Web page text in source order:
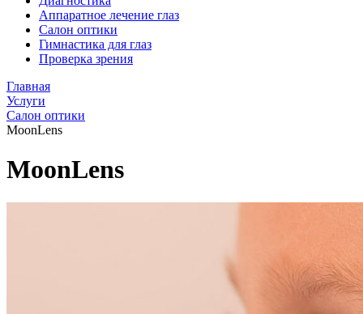
Аппаратное лечение глаз
Салон оптики
Гимнастика для глаз
Проверка зрения
Главная
Услуги
Салон оптики
MoonLens
MoonLens